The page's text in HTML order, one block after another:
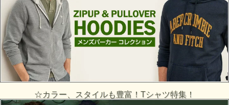
☆カラー、スタイルも豊富！Tシャツ特集！